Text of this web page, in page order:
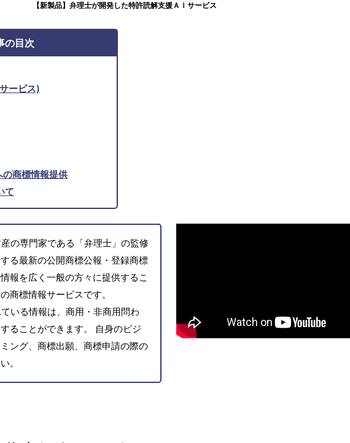
【新製品】弁理士が開発した特許読解支援ＡＩサービス
の目次
ービス)
商標情報提供
て
の専門家である「弁理士」の監修
る最新の公開商標公報・登録商標
報を広く一般の方々に提供するこ
商標情報サービスです。
いる情報は、商用・非商用問わ
ることができます。 自身のビジ
ング、商標出願、商標申請の際の
。